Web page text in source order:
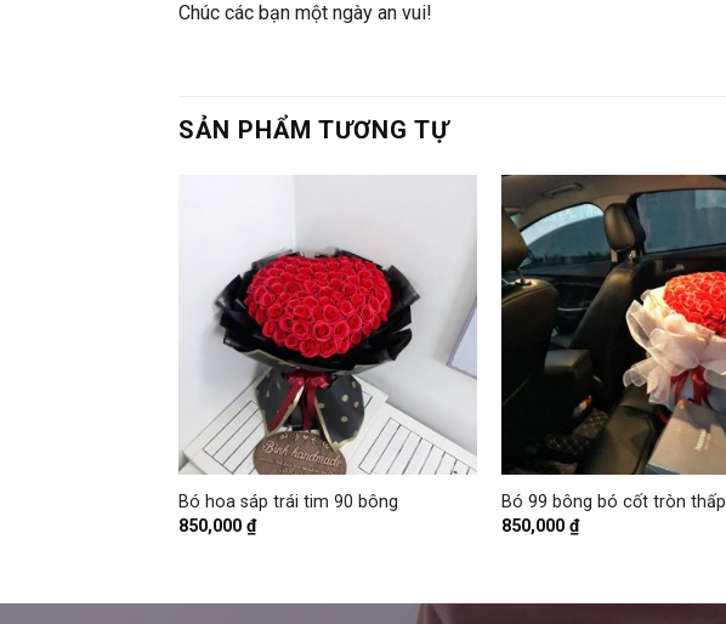
Chúc các bạn một ngày an vui!
SẢN PHẨM TƯƠNG TỰ
+
Bó hoa sáp trái tim 90 bông
850,000 ₫
Bó 99 bông bó cốt tròn thấp
850,000₫